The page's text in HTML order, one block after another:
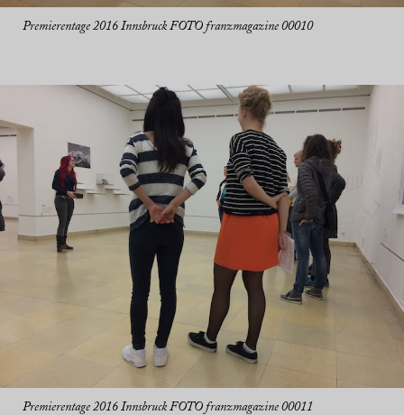
Premierentage 2016 Innsbruck FOTO franzmagazine 00010
Premierentage 2016 Innsbruck FOTO franzmagazine 00011